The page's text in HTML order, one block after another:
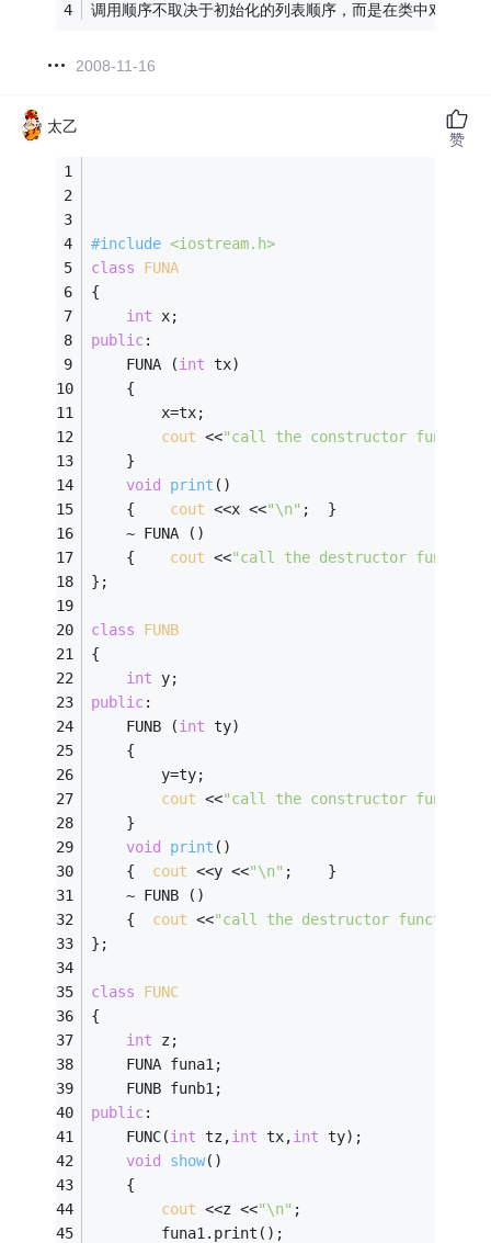
调用顺序不取决于初始化的列表顺序，而是在类中对象定
2008-11-16
太乙
#include <iostream.h>
class
FUNA
{
int x;
public:
	FUNA (
int tx)
	{
		x=tx;
cout <<"call the constructor function
	}
void
print ()
	{
cout <<x <<"\n" ;  }
	~ FUNA ()
	{
cout <<"call the destructor function
};
class
FUNB
{
int y;
public:
	FUNB (
int ty)
	{
		y=ty;
cout <<"call the constructor function
	}
void
print ()
	{
cout <<y <<"\n" ;    }
	~ FUNB ()
	{
cout <<"call the destructor function
};
class
FUNC
{
int z;
	FUNA funa1;
	FUNB funb1;
public:
	FUNC(
int tz,int tx,int ty);
void
show()
	{
cout <<z <<"\n" ;
		funa1.print();
赞